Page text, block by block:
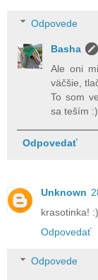
Odpovede
Basha
Ale oni
väčšie,
To som
sa teším
Odpovedať
Unknown
krasotinka! :)
Odpovedať
Odpovede